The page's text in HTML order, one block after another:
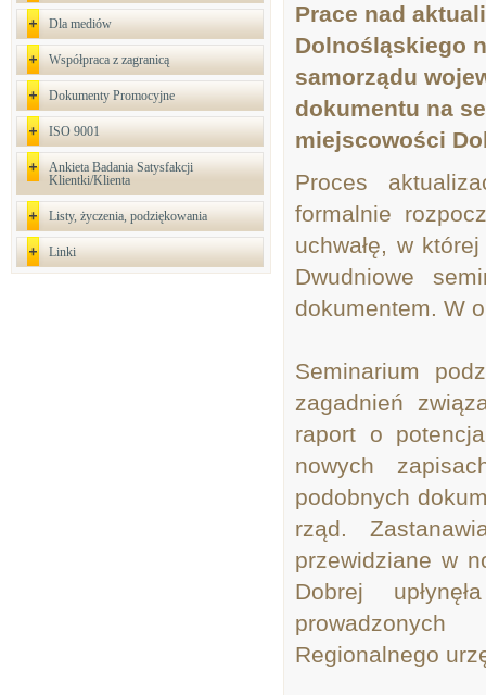
Dla mediów
Współpraca z zagranicą
Dokumenty Promocyjne
ISO 9001
Ankieta Badania Satysfakcji
Klientki/Klienta
Listy, życzenia, podziękowania
Linki
Prace nad
Dolnośląskiego
samorządu
dokumentu na
miejscowości
Proces
formalnie
uchwałę, w
Dwudniowe
dokumentem. W
Seminarium
zagadnień
raport o
nowych
podobnych
rząd.
przewidziane w
Dobrej
Regionalnego